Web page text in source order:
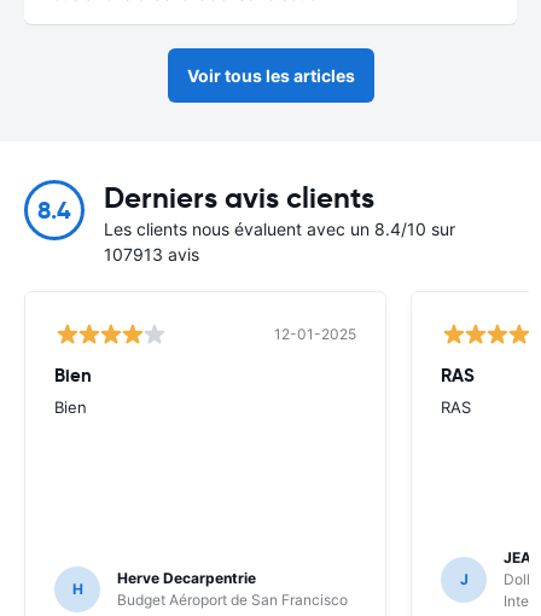
Voir tous les articles
8.4 Derniers avis clients
Les clients nous évaluent avec un 8.4/10 sur
107913 avis
12-01-2025
Bien
Bien
H
Herve Decarpentrie
Budget Aéroport de San Francisco
RAS
RAS
J